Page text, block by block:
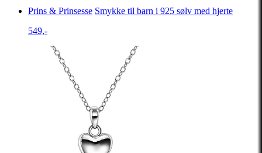
Prins & Prinsesse Smykke til barn i 925 sølv med hjerte
549,-